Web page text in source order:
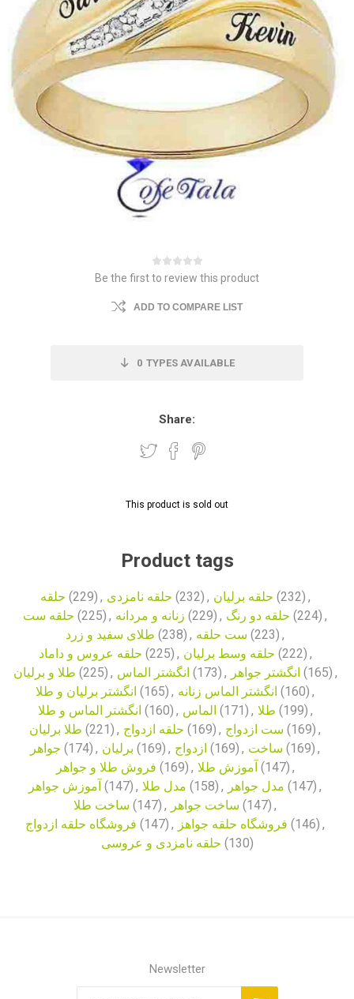
Be the first to review this product
ADD TO COMPARE LIST
0 TYPES AVAILABLE
Share:
This product is sold out
Product tags
حلقه (229) , حلقه نامزدی (232) , حلقه برلیان (232) ,
حلقه ست (225) , زنانه و مردانه (229) , حلقه دو رنگ (224) ,
طلای سفید و زرد (238) , ست حلقه (223) ,
حلقه عروس و داماد (225) , حلقه وسط برلیان (222) ,
طلا و برلیان (225) , انگشتر الماس (173) , انگشتر جواهر (165) ,
انگشتر برلیان و طلا (165) , انگشتر الماس زنانه (160) ,
انگشتر الماس و طلا (160) , الماس (171) , طلا (199) ,
طلا برلیان (221) , حلقه ازدواج (169) , ست ازدواج (169) ,
جواهر (174) , برلیان (169) , ازدواج (169) , ساخت (169) ,
فروش طلا و جواهر (169) , آموزش طلا (147) ,
آموزش جواهر (147) , مدل طلا (158) , مدل جواهر (147) ,
ساخت طلا (147) , ساخت جواهر (147) ,
فروشگاه حلقه ازدواج (147) , فروشگاه حلقه جواهز (146) ,
حلقه نامزدی و عروسی (130)
Newsletter